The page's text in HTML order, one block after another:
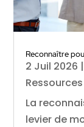
Reconnaître
2 Juil 2026 |
La
levier de